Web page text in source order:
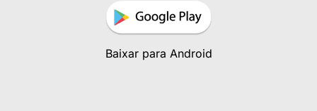
Baixar para Android